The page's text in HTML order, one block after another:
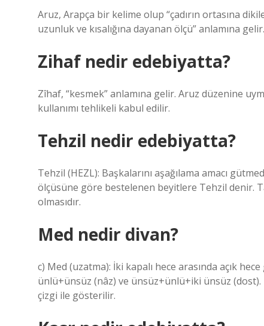
Aruz, Arapça bir kelime olup “çadırın ortasına
uzunluk ve kısalığına dayanan ölçü” anlamına gelir.
Zihaf nedir edebiyatta?
Zîhaf, “kesmek” anlamına gelir. Aruz düzenine
kullanımı tehlikeli kabul edilir.
Tehzil nedir edebiyatta?
Tehzil (HEZL): Başkalarını aşağılama amacı
ölçüsüne göre bestelenen beyitlere Tehzil denir.
olmasıdır.
Med nedir divan?
c) Med (uzatma): İki kapalı hece arasında açık
ünlü+ünsüz (nâz) ve ünsüz+ünlü+iki ünsüz (dost).
çizgi ile gösterilir.